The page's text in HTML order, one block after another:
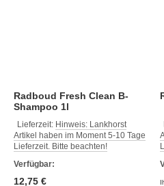
Radboud Fresh Clean B-
Shampoo 1l
Lieferzeit: Hinweis: Lankhorst
Artikel haben im Moment 5-10 Tage
Lieferzeit. Bitte beachten!
Verfügbar:
12,75 €